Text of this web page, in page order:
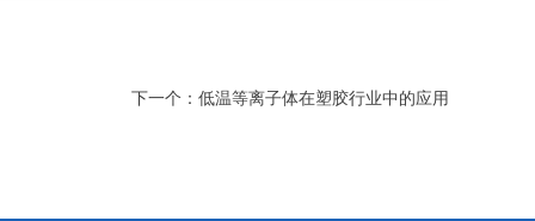
下一个： 低温等离子体在塑胶行业中的应用